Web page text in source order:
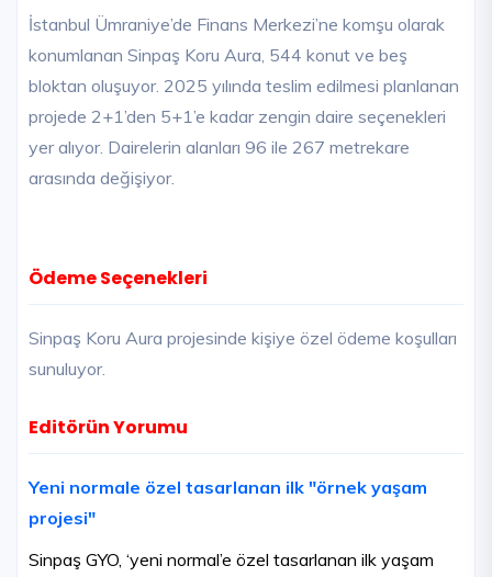
İstanbul Ümraniye’de Finans Merkezi’ne komşu olarak
konumlanan Sinpaş Koru Aura, 544 konut ve beş
bloktan oluşuyor. 2025 yılında teslim edilmesi planlanan
projede 2+1’den 5+1’e kadar zengin daire seçenekleri
yer alıyor. Dairelerin alanları 96 ile 267 metrekare
arasında değişiyor.
Ödeme Seçenekleri
Sinpaş Koru Aura projesinde kişiye özel ödeme koşulları
sunuluyor.
Editörün Yorumu
Yeni normale özel tasarlanan ilk "örnek yaşam
projesi"
Sinpaş GYO, ‘yeni normal’e özel tasarlanan ilk yaşam